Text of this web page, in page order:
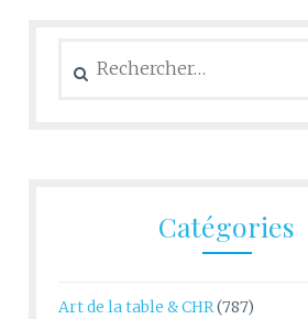
Catégories
Art de la table & CHR(787)